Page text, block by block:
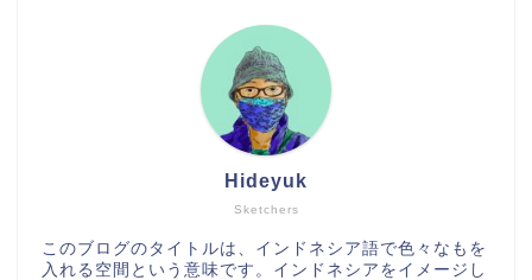
Sketchers
Hideyuk
このブログのタイトルは、インドネシア語で色々なもを
入れる空間という意味です。インドネシアをイメージし